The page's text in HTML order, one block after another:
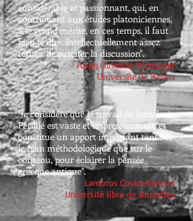
considérable et passionnant, qui, en
contribuant aux études platoniciennes,
a le grand mérite, en ces temps, il faut
bien le dire, intellectuellement assez
ternes, de susciter la discussion".
Anne Gabrièle Wersinger
Université de Reims
"Je considère que le travail de Jean-Luc
Périllié est vaste et impressionnant, et
constitue un apport important tant sur
le plan méthodologique que sur le
contenu, pour éclairer la pensée
grecque antique".
Lambros Couloubaritsis
Université libre de Bruxelles